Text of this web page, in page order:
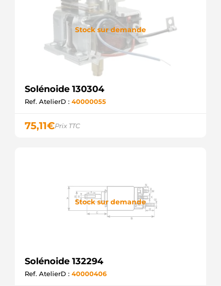
Stock sur demande
Solénoide 130304
Ref. AtelierD : 40000055
75,11€Prix TTC
Stock sur demande
Solénoide 132294
Ref. AtelierD : 40000406